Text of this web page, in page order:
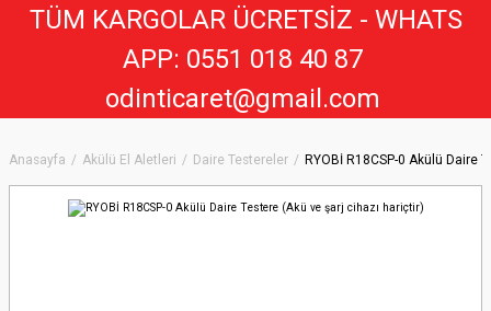
Anasayfa Akülü El Aletleri Daire Testereler RYOBİ R18CSP-0 Akülü Daire
TÜM KARGOLAR ÜCRETSİZ - WHATS
APP: 0551 018 40 87
odinticaret@gmail.com